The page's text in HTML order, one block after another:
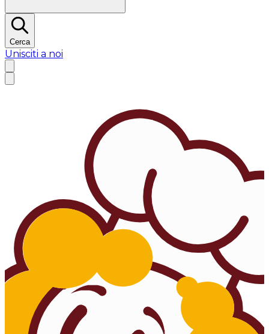
Cerca
Unisciti a noi